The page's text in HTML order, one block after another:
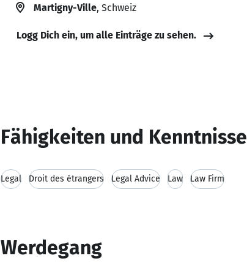
Martigny-Ville, Schweiz
Logg Dich ein, um alle Einträge zu sehen.
Fähigkeiten und Kenntnisse
Legal Droit des étrangers Legal Advice Law Law Firm
Werdegang